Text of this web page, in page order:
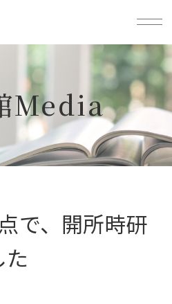
Media
で、開所時研